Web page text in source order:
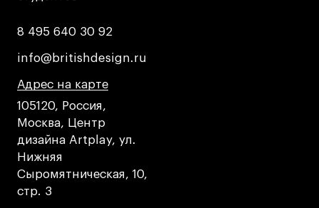
8 495 640 30 92
8 495 640 30 92
info@britishdesign.ru
info@britishdesign.ru
Адрес на карте
Адрес на карте
Адрес на карте
105120, Россия,
Москва, Центр
дизайна Artplay, ул.
Нижняя
Сыромятническая, 10,
стр. 3